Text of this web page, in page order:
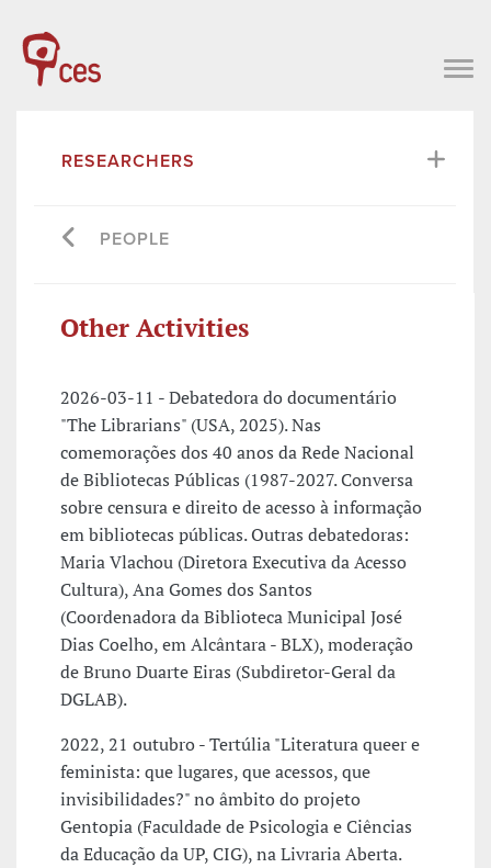
RESEARCHERS
PEOPLE
Other Activities
2026-03-11 - Debatedora do documentário
"The Librarians" (USA, 2025). Nas
comemorações dos 40 anos da Rede Nacional
de Bibliotecas Públicas (1987-2027. Conversa
sobre censura e direito de acesso à informação
em bibliotecas públicas. Outras debatedoras:
Maria Vlachou (Diretora Executiva da Acesso
Cultura), Ana Gomes dos Santos
(Coordenadora da Biblioteca Municipal José
Dias Coelho, em Alcântara - BLX), moderação
de Bruno Duarte Eiras (Subdiretor-Geral da
DGLAB).
2022, 21 outubro - Tertúlia "Literatura queer e
feminista: que lugares, que acessos, que
invisibilidades?" no âmbito do projeto
Gentopia (Faculdade de Psicologia e Ciências
da Educação da UP, CIG), na Livraria Aberta.